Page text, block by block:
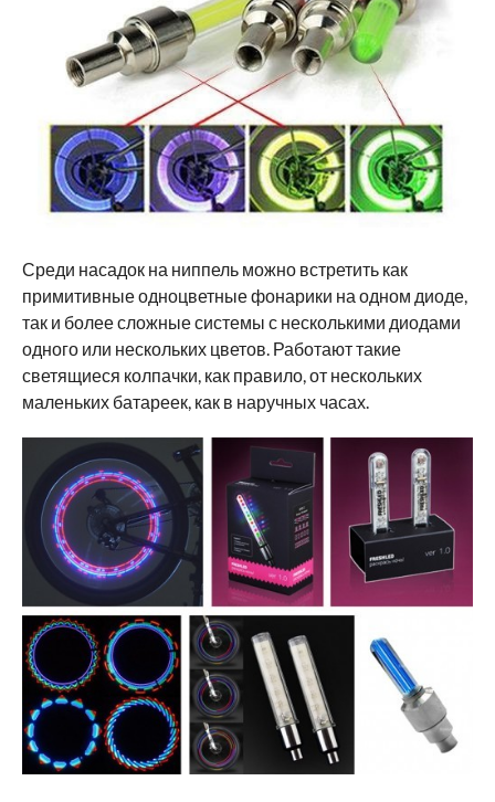
Среди насадок на ниппель можно встретить как
примитивные одноцветные фонарики на одном диоде,
так и более сложные системы с несколькими диодами
одного или нескольких цветов. Работают такие
светящиеся колпачки, как правило, от нескольких
маленьких батареек, как в наручных часах.